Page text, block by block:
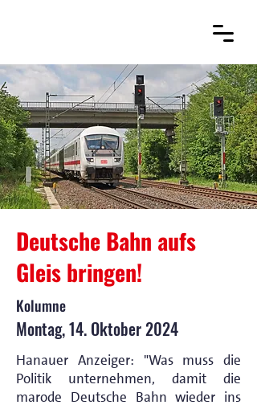
Deutsche Bahn aufs
Gleis bringen!
Kolumne
Montag, 14. Oktober 2024
Hanauer Anzeiger: "Was muss die
Politik unternehmen, damit die
marode Deutsche Bahn wieder ins